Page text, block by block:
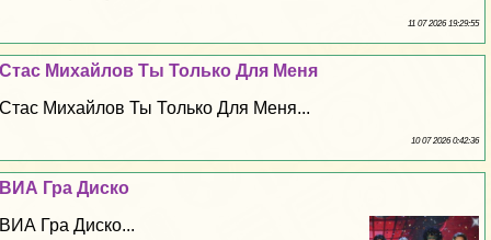
11 07 2026 19:29:55
Стас Михайлов Ты Только Для Меня
Стас Михайлов Ты Только Для Меня...
10 07 2026 0:42:36
ВИА Гра Диско
ВИА Гра Диско...